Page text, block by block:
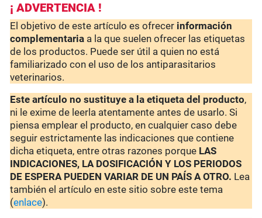
¡ ADVERTENCIA !
El objetivo de este artículo es ofrecer información
complementaria a la que suelen ofrecer las etiquetas
de los productos. Puede ser útil a quien no está
familiarizado con el uso de los antiparasitarios
veterinarios.
Este artículo no sustituye a la etiqueta del producto,
ni le exime de leerla atentamente antes de usarlo. Si
piensa emplear el producto, en cualquier caso debe
seguir estrictamente las indicaciones que contiene
dicha etiqueta, entre otras razones porque LAS
INDICACIONES, LA DOSIFICACIÓN Y LOS PERIODOS
DE ESPERA PUEDEN VARIAR DE UN PAÍS A OTRO. Lea
también el artículo en este sitio sobre este tema
(enlace).